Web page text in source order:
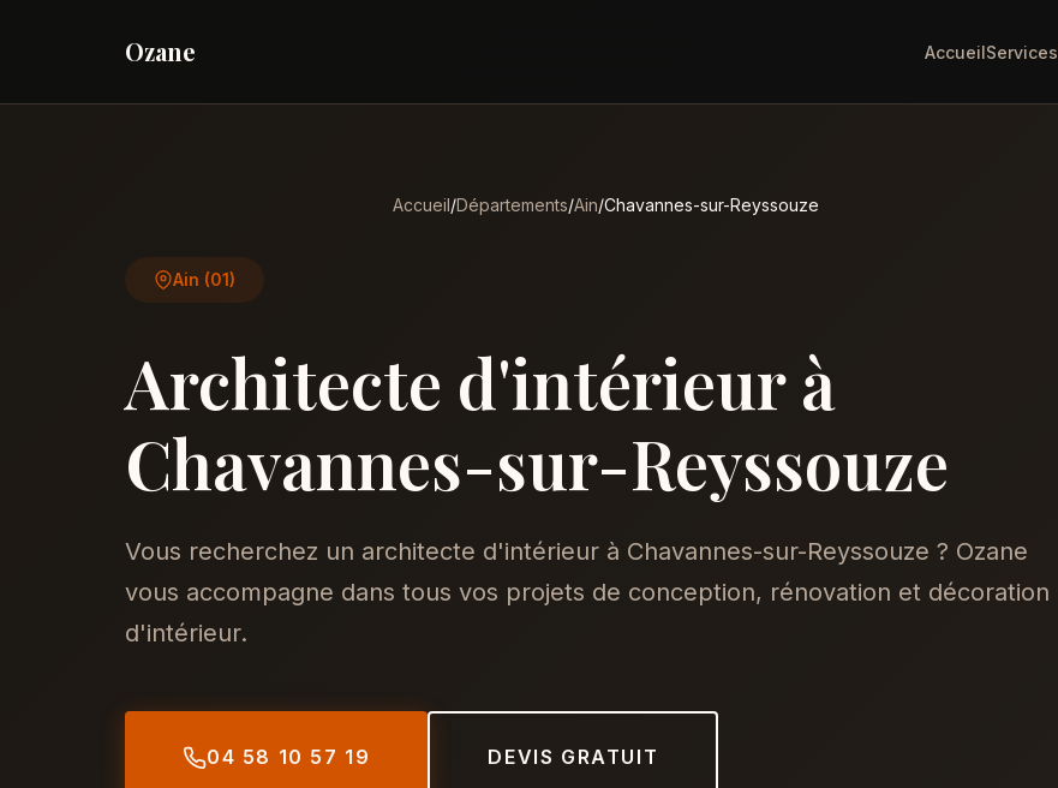
Ozane AccueilServices
Accueil/Départements/Ain/Chavannes-sur-Reyssouze
Ain (01)
Architecte d'intérieur à
Chavannes-sur-Reyssouze
Vous recherchez un architecte d'intérieur à Chavannes-sur-Reyssouze ? Ozane
vous accompagne dans tous vos projets de conception, rénovation et décoration
d'intérieur.
04 58 10 57 19 DEVIS GRATUIT